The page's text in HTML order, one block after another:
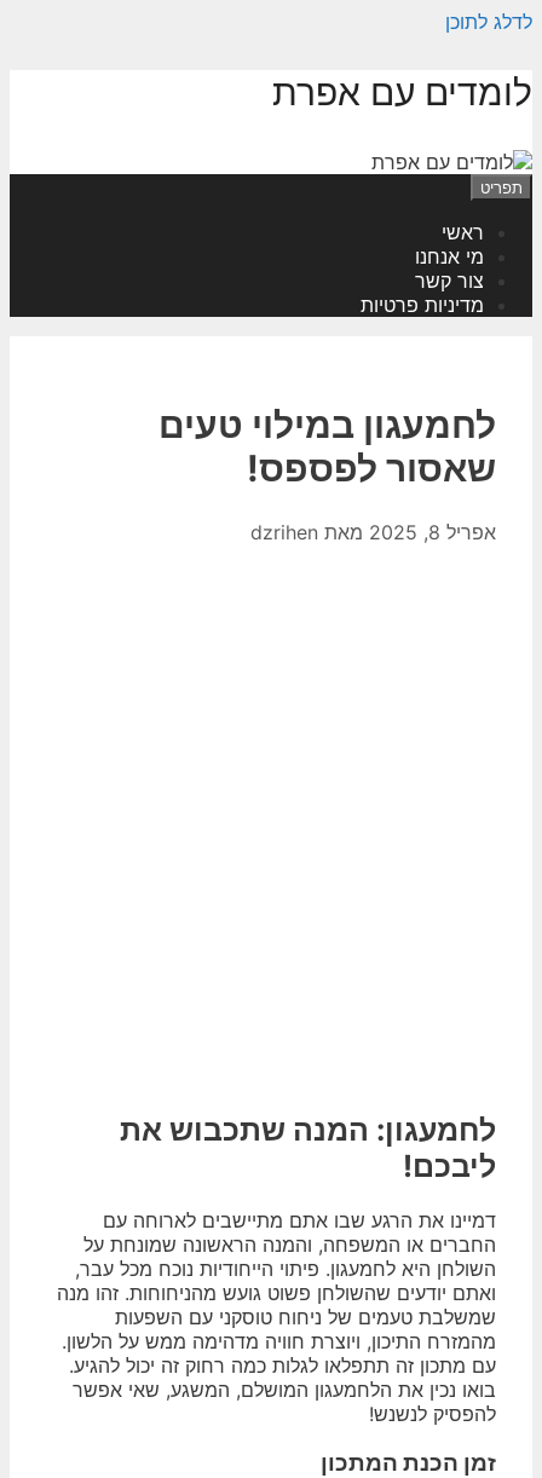
לדלג לתוכן
לומדים עם אפרת
תפריט
ראשי
מי אנחנו
צור קשר
מדיניות פרטיות
לחמעגון במילוי טעים
שאסור לפספס!
אפריל 8, 2025 מאתdzrihen
לחמעגון: המנה שתכבוש את
ליבכם!
דמיינו את הרגע שבו אתם מתיישבים לארוחה עם
החברים או המשפחה, והמנה הראשונה שמונחת על
השולחן היא לחמעגון. פיתוי הייחודיות נוכח מכל עבר,
ואתם יודעים שהשולחן פשוט גועש מהניחוחות. זהו מנה
שמשלבת טעמים של ניחוח טוסקני עם השפעות
מהמזרח התיכון, ויוצרת חוויה מדהימה ממש על הלשון.
עם מתכון זה תתפלאו לגלות כמה רחוק זה יכול להגיע.
בואו נכין את הלחמעגון המושלם, המשגע, שאי אפשר
להפסיק לנשנש!
זמן הכנת המתכון